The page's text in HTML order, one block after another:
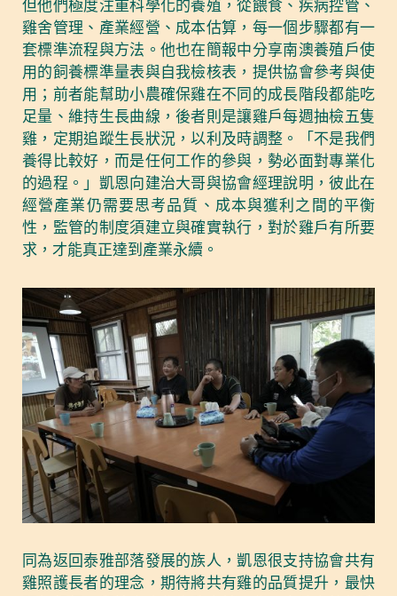
但他們極度注重科學化的養殖，從餵食、疾病控管、
雞舍管理、產業經營、成本估算，每一個步驟都有一
套標準流程與方法。他也在簡報中分享南澳養殖戶使
用的飼養標準量表與自我檢核表，提供協會參考與使
用；前者能幫助小農確保雞在不同的成長階段都能吃
足量、維持生長曲線，後者則是讓雞戶每週抽檢五隻
雞，定期追蹤生長狀況，以利及時調整。「不是我們
養得比較好，而是任何工作的參與，勢必面對專業化
的過程。」凱恩向建治大哥與協會經理說明，彼此在
經營產業仍需要思考品質、成本與獲利之間的平衡
性，監管的制度須建立與確實執行，對於雞戶有所要
求，才能真正達到產業永續。
同為返回泰雅部落發展的族人，凱恩很支持協會共有
雞照護長者的理念，期待將共有雞的品質提升，最快